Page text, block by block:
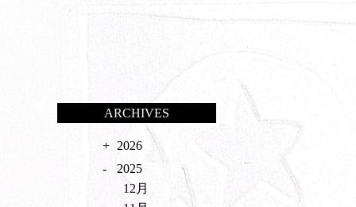
ARCHIVES
2026
2025
12月